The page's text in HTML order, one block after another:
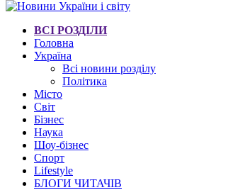
ВСІ РОЗДІЛИ
Головна
Україна
Всі новини розділу
Політика
Місто
Світ
Бізнес
Наука
Шоу-бізнес
Спорт
Lifestyle
БЛОГИ ЧИТАЧІВ